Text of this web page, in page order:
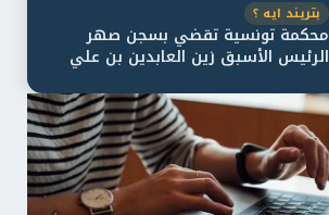
بتريند ايه ؟
محكمة تونسية تقضي بسجن صهر
الرئيس الأسبق زين العابدين بن علي